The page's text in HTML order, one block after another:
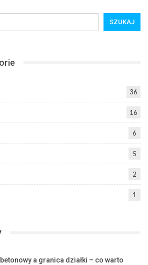
SZUKAJ
36
16
6
5
2
1
a granica działki – co warto